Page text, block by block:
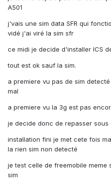
A501
j'vais une sim data SFR qui
vidé j'ai viré la sim sfr
ce midi je decide d'installer ICS
tout est ok sauf la sim.
a premiere vu pas de sim
mal
a premiere vu la 3g est pas
je decide donc de repasser sous
installation fini je met cete fois
la rien sim non detecté
je test celle de freemobile meme
sim